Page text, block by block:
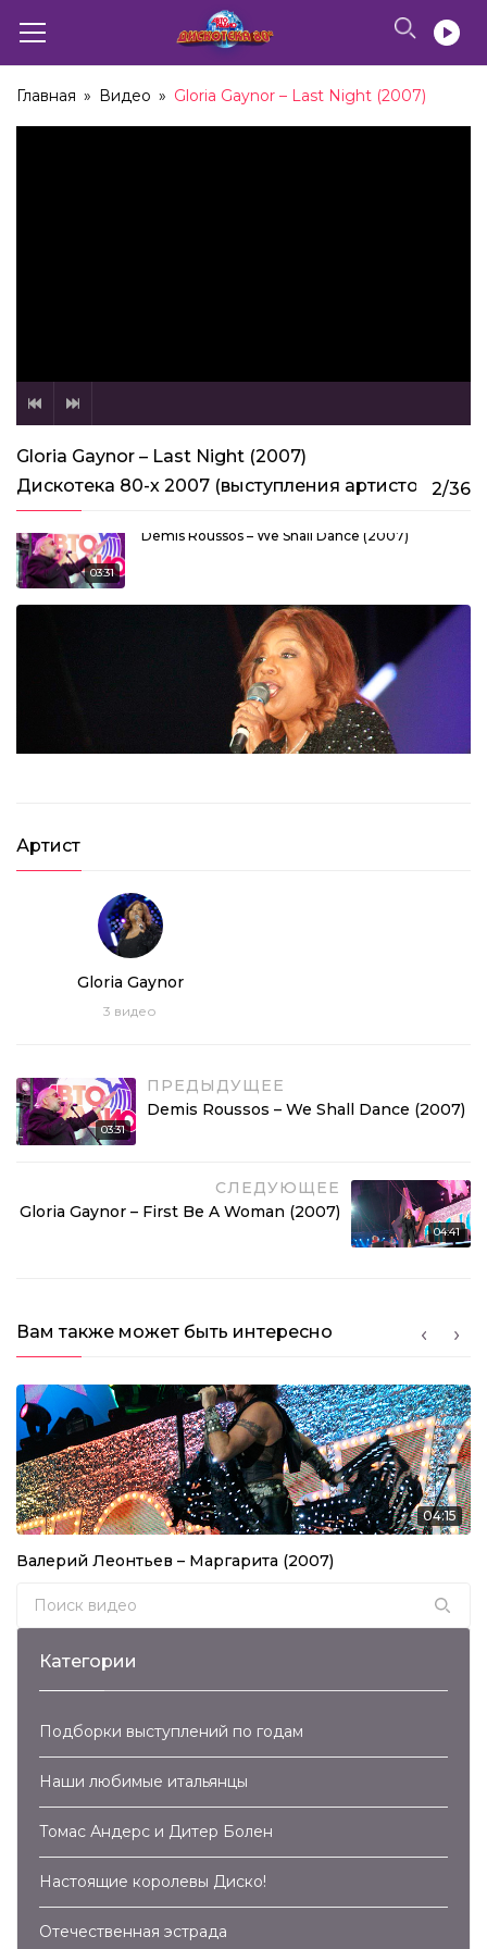
Главная » Видео » Gloria Gaynor – Last Night (2007)
Gloria Gaynor – Last Night (2007)
Дискотека 80-х 2007 (выступления артистов)2/36
03:31
Demis Roussos – We Shall Dance (2007)
Gloria Gaynor – Last Night (2007)
04:41
03:07
Gilla – Johnny (2007)
06:26
04:27
Владимир Пресняков – Недотрога (2007)
03:30
Владимир Маркин – Я Готов Целовать Песок
(2007)
04:55
Валерий Леонтьев – Исчезли Солнечные Дни
03:21
Крис Кельми и Рок-Ателье – Ночное Рандеву
(2007)
04:12
Владимир Кузьмин – Капюшон (2007)
Артист
Gloria Gaynor
3 видео
03:31
ПРЕДЫДУЩЕЕ
Demis Roussos – We Shall Dance (2007)
СЛЕДУЮЩЕЕ
Gloria Gaynor – First Be A Woman (2007)
04:41
Вам также может быть интересно
04:15
Валерий Леонтьев – Маргарита (2007)
Search for:
Категории
Подборки выступлений по годам
Наши любимые итальянцы
Томас Андерс и Дитер Болен
Настоящие королевы Диско!
Отечественная эстрада